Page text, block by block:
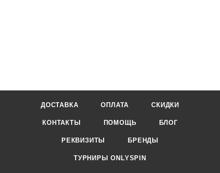
ДОСТАВКА ОПЛАТА СКИДКИ
КОНТАКТЫ ПОМОЩЬ БЛОГ
РЕКВИЗИТЫ БРЕНДЫ
ТУРНИРЫ ONLYSPIN